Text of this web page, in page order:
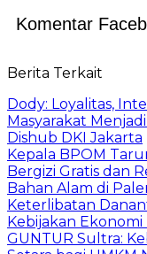
Komentar
Berita Terkait
Dody: Loyalitas,
Masyarakat
Dishub DKI Jakarta
Kepala BPOM
Bergizi Gratis dan
Bahan Alam di
Keterlibatan
Kebijakan Ekonomi
GUNTUR Sultra: